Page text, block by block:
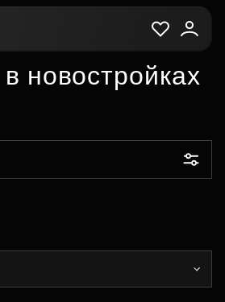
новостройках